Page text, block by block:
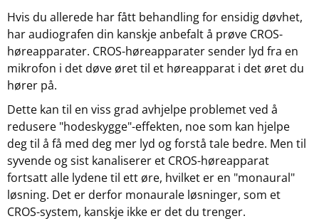
Hvis du allerede har fått behandling for ensidig døvhet,
har audiografen din kanskje anbefalt å prøve CROS-
høreapparater. CROS-høreapparater sender lyd fra en
mikrofon i det døve øret til et høreapparat i det øret du
hører på.
Dette kan til en viss grad avhjelpe problemet ved å
redusere "hodeskygge"-effekten, noe som kan hjelpe
deg til å få med deg mer lyd og forstå tale bedre. Men til
syvende og sist kanaliserer et CROS-høreapparat
fortsatt alle lydene til ett øre, hvilket er en "monaural"
løsning. Det er derfor monaurale løsninger, som et
CROS-system, kanskje ikke er det du trenger.